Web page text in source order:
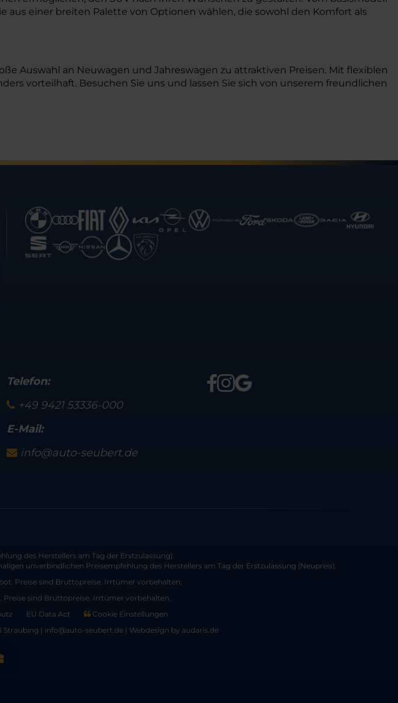
aus einer breiten Palette von Optionen wählen, die sowohl den Komfort als
Auswahl an Neuwagen und Jahreswagen zu attraktiven Preisen. Mit flexiblen
vorteilhaft. Besuchen Sie uns und lassen Sie sich von unserem freundlichen
Telefon:
+49 9421 53336-000
E-Mail:
info@auto-seubert.de
des Herstellers am Tag der Erstzulassung).
unverbindlichen Preisempfehlung des Herstellers am Tag der Erstzulassung (Neupreis).
Preise sind Bruttopreise. Irrtümer vorbehalten.
Preise sind Bruttopreise. Irrtümer vorbehalten.
EU Data Act
Cookie Einstellungen
Straubing | info@auto-seubert.de | Webdesign by audaris.de